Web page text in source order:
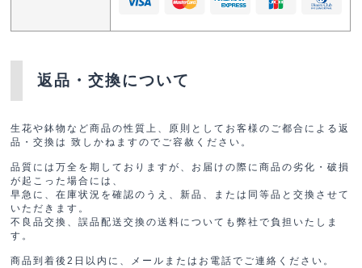
返品・交換について
生花や鉢物など商品の性質上、原則としてお客様のご都合による返
品・交換は 致しかねますのでご容赦ください。
品質には万全を期しておりますが、お届けの際に商品の劣化・破損
が起こった場合には、
早急に、在庫状況を確認のうえ、新品、または同等品と交換させて
いただきます。
不良品交換、誤品配送交換の送料についても弊社で負担いたしま
す。
商品到着後2日以内に、メールまたはお電話でご連絡ください。